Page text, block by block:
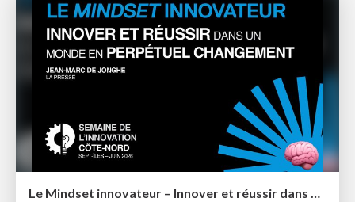
Le Mindset innovateur – Innover et réussir dans un monde en perpétuel changement – Semaine de l'innovation Côte-Nord 2026